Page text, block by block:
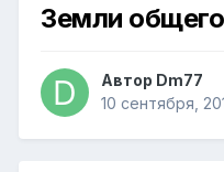
Земли
Автор Dm77
10 сентября,